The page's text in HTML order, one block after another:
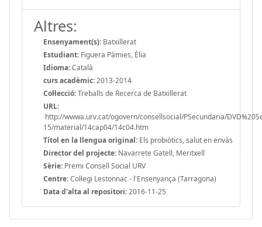
Altres:
Ensenyament(s): Batxillerat
Estudiant: Figuera Pàmies, Èlia
Idioma:Català
curs acadèmic:2013-2014
Col·lecció:Treballs de Recerca de Batxillerat
URL:
http://wwwa.urv.cat/ogovern/consellsocial/PSecundaria/
15/material/14cap04/14c04.htm
Títol en la llengua original: Els probiòtics, salut en envàs
Director del projecte: Navarrete Gatell, Meritxell
Sèrie: Premi Consell Social URV
Centre:Col·legi Lestonnac - l'Ensenyança (Tarragona)
Data d'alta al repositori:2016-11-25